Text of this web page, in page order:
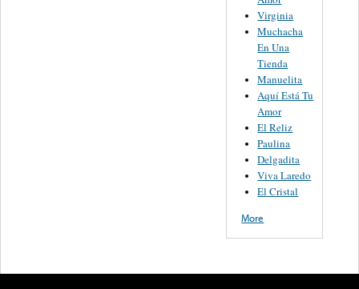
Virginia
Muchacha
En Una
Tienda
Manuelita
Aquí Está Tu
Amor
El Reliz
Paulina
Delgadita
Viva Laredo
El Cristal
More